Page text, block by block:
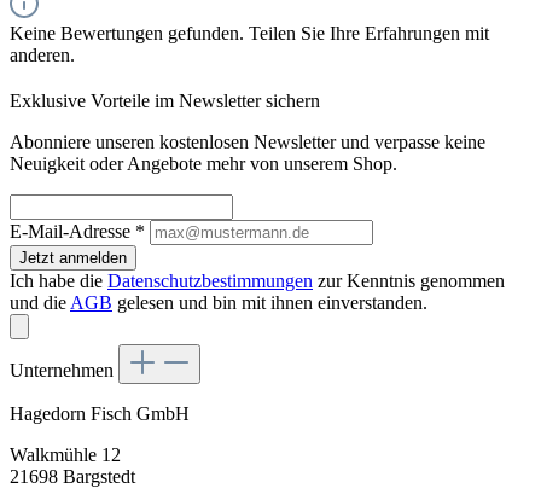
Keine Bewertungen gefunden. Teilen Sie Ihre Erfahrungen mit
anderen.
Exklusive Vorteile im Newsletter sichern
Abonniere unseren kostenlosen Newsletter und verpasse keine
Neuigkeit oder Angebote mehr von unserem Shop.
E-Mail-Adresse *
Jetzt anmelden
Ich habe die Datenschutzbestimmungen zur Kenntnis genommen
und die AGB gelesen und bin mit ihnen einverstanden.
Unternehmen
Hagedorn Fisch GmbH
Walkmühle 12
21698 Bargstedt